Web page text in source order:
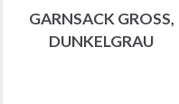
GARNSACK GROSS, D
UNKELGRAU